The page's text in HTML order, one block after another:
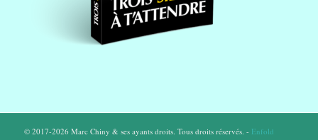
© 2017-2026 Marc Chiny & ses ayants droits. Tous droits réservés. - Enfold